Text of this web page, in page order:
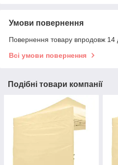
Умови повернення
Повернення товару впродовж 14
Всі умови повернення
Подібні товари компанії